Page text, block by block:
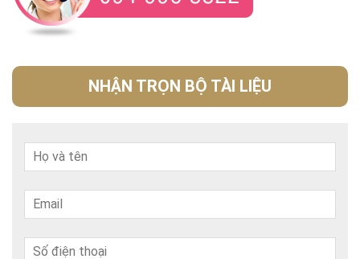
NHẬN TRỌN BỘ TÀI LIỆU